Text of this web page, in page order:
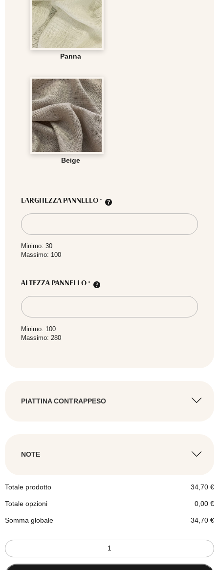
Panna
Beige
LARGHEZZA PANNELLO*
Minimo: 30
Massimo: 100
ALTEZZA PANNELLO*
Minimo: 100
Massimo: 280
PIATTINA CONTRAPPESO
NOTE
Totale prodotto 34,70€
Totale opzioni 0,00€
Somma globale 34,70€
Tenda
a
pannelli